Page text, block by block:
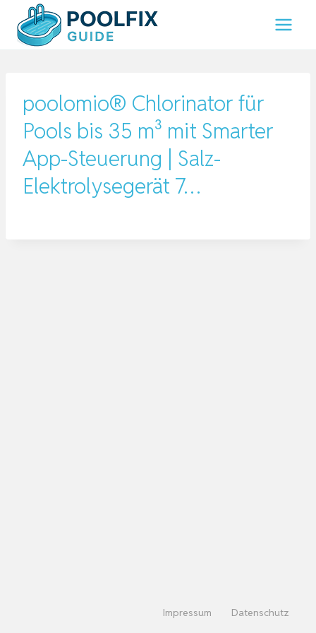
Inhalt
springen
poolomio® Chlorinator für
Pools bis 35 m³ mit Smarter
App-Steuerung | Salz-
Elektrolysegerät 7…
Impressum Datenschutz